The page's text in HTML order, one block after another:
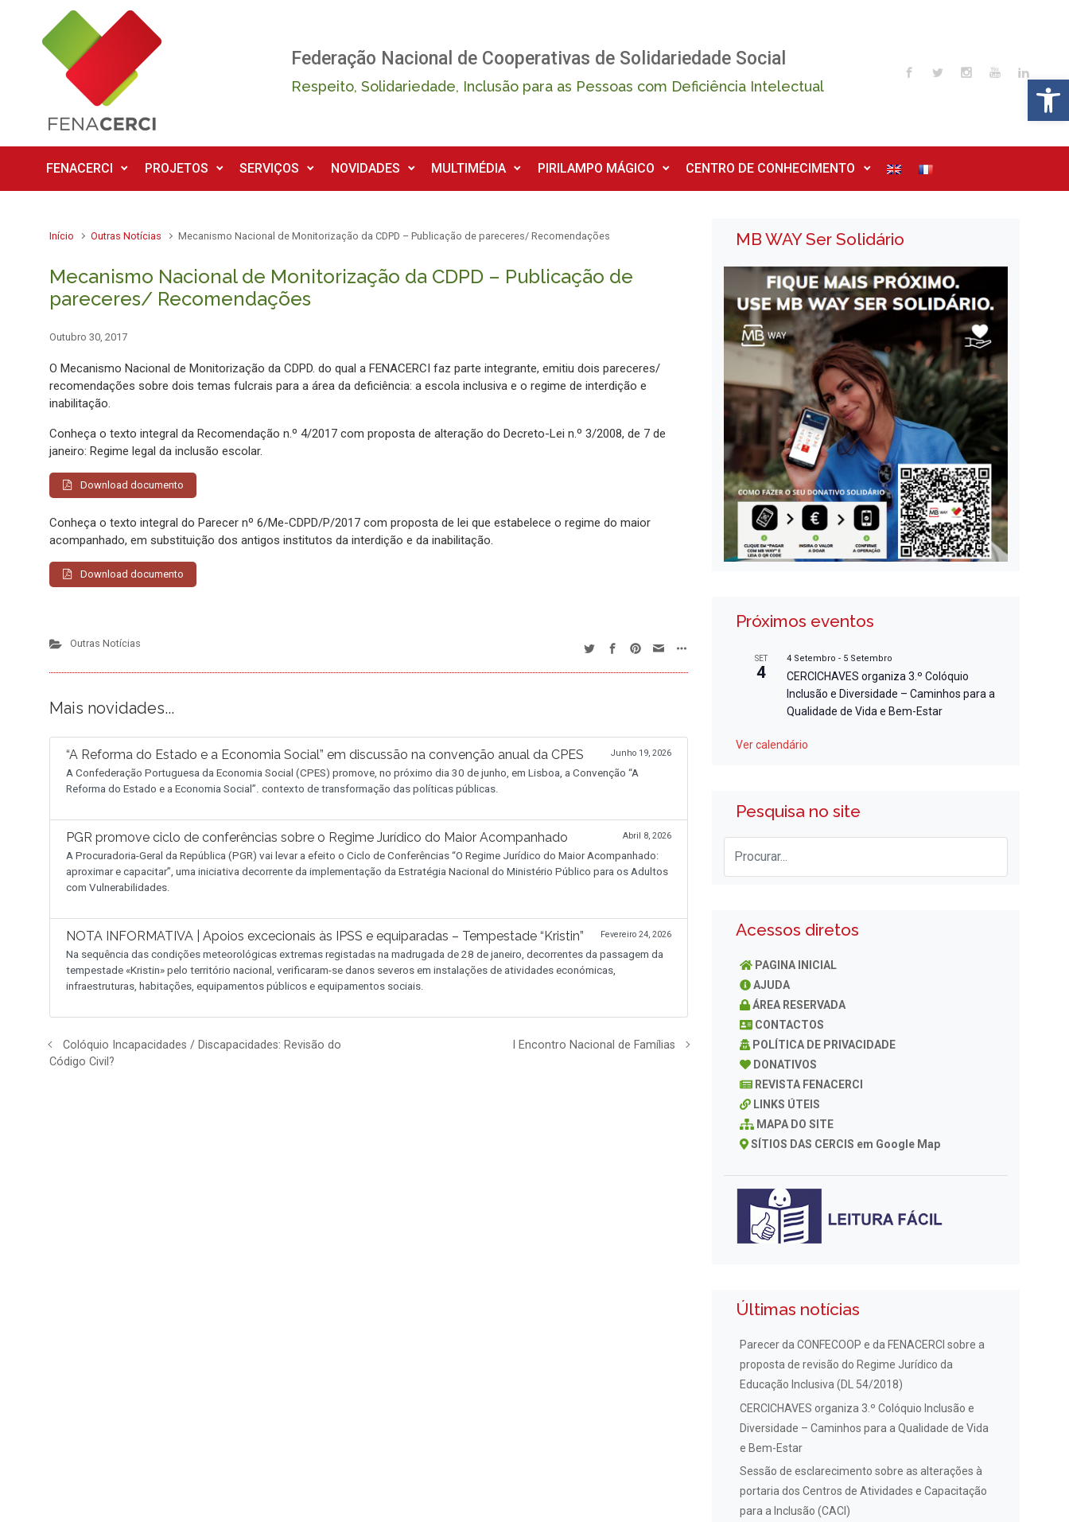
Skip to main content
Federação Nacional de Cooperativas de Solidariedade Social
Respeito, Solidariedade, Inclusão para as Pessoas com Deficiência Intelectual
FENACERCI PROJETOS SERVIÇOS NOVIDADES MULTIMÉDIA PIRILAMPO MÁGICO CENTRO DE CONHECIMENTO
Início Outras Notícias Mecanismo Nacional de Monitorização da CDPD – Publicação de pareceres/ Recomendações
Mecanismo Nacional de Monitorização da CDPD – Publicação de
pareceres/ Recomendações
Outubro 30, 2017
O Mecanismo Nacional de Monitorização da CDPD. do qual a FENACERCI faz parte integrante, emitiu dois pareceres/
recomendações sobre dois temas fulcrais para a área da deficiência: a escola inclusiva e o regime de interdição e
inabilitação.
Conheça o texto integral da Recomendação n.º 4/2017 com proposta de alteração do Decreto-Lei n.º 3/2008, de 7 de
janeiro: Regime legal da inclusão escolar.
Download documento
Conheça o texto integral do Parecer nº 6/Me-CDPD/P/2017 com proposta de lei que estabelece o regime do maior
acompanhado, em substituição dos antigos institutos da interdição e da inabilitação.
Download documento
Outras Notícias
Mais novidades...
“A Reforma do Estado e a Economia Social” em discussão na convenção anual da CPES Junho 19, 2026
A Confederação Portuguesa da Economia Social (CPES) promove, no próximo dia 30 de junho, em Lisboa, a Convenção “A
Reforma do Estado e a Economia Social”. contexto de transformação das políticas públicas.
PGR promove ciclo de conferências sobre o Regime Jurídico do Maior Acompanhado Abril 8, 2026
A Procuradoria-Geral da República (PGR) vai levar a efeito o Ciclo de Conferências “O Regime Jurídico do Maior Acompanhado:
aproximar e capacitar”, uma iniciativa decorrente da implementação da Estratégia Nacional do Ministério Público para os Adultos
com Vulnerabilidades.
NOTA INFORMATIVA | Apoios excecionais às IPSS e equiparadas – Tempestade “Kristin” Fevereiro 24, 2026
Na sequência das condições meteorológicas extremas registadas na madrugada de 28 de janeiro, decorrentes da passagem da
tempestade «Kristin» pelo território nacional, verificaram-se danos severos em instalações de atividades económicas,
infraestruturas, habitações, equipamentos públicos e equipamentos sociais.
Colóquio Incapacidades / Discapacidades: Revisão do
Código Civil?
I Encontro Nacional de Famílias
MB WAY Ser Solidário
Próximos eventos
SET
4
4 Setembro - 5 Setembro
CERCICHAVES organiza 3.º Colóquio
Inclusão e Diversidade – Caminhos para a
Qualidade de Vida e Bem-Estar
Ver calendário
Pesquisa no site
Acessos diretos
PAGINA INICIAL
AJUDA
ÁREA RESERVADA
CONTACTOS
POLÍTICA DE PRIVACIDADE
DONATIVOS
REVISTA FENACERCI
LINKS ÚTEIS
MAPA DO SITE
SÍTIOS DAS CERCIS em Google Map
Últimas notícias
Parecer da CONFECOOP e da FENACERCI sobre a
proposta de revisão do Regime Jurídico da
Educação Inclusiva (DL 54/2018)
CERCICHAVES organiza 3.º Colóquio Inclusão e
Diversidade – Caminhos para a Qualidade de Vida
e Bem-Estar
Sessão de esclarecimento sobre as alterações à
portaria dos Centros de Atividades e Capacitação
para a Inclusão (CACI)